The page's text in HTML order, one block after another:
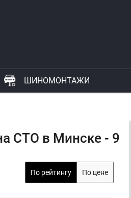
ШИНОМОНТАЖИ
СТО в Минске - 9
По рейтингу По цене